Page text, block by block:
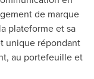
de marque
plateforme et sa
unique répondant
au portefeuille et